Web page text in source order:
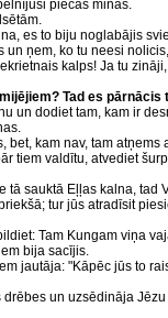
piecas minas.
es to biju noglabājis
ņem, ko tu neesi
kalps! Ja tu
Tad es
un dodiet tam, kam ir
kam nav, tam atņems
tiem valdītu, atvediet
sauktā Eļļas kalna, tad
tur jūs atradīsit
Tam Kungam viņa
bija sacījis.
jautāja: "Kāpēc jūs to
un uzsēdināja Jēzu